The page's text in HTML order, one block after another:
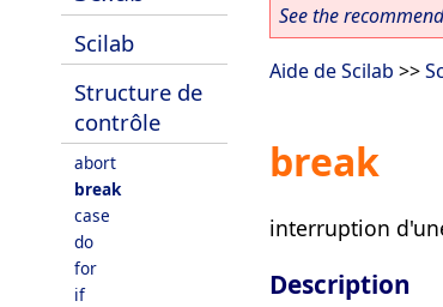
Scilab
Structure de
contrôle
abort
break
case
do
for
if
See the
Aide de Scilab >>
break
interruption
Description